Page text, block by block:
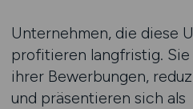
Unternehmen, die diese
profitieren langfristig.
ihrer Bewerbungen,
und präsentieren sich als